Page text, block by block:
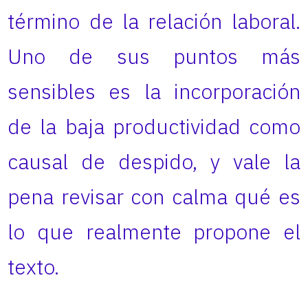
término de la relación laboral.
Uno de sus puntos más
sensibles es la incorporación
de la baja productividad como
causal de despido, y vale la
pena revisar con calma qué es
lo que realmente propone el
texto.